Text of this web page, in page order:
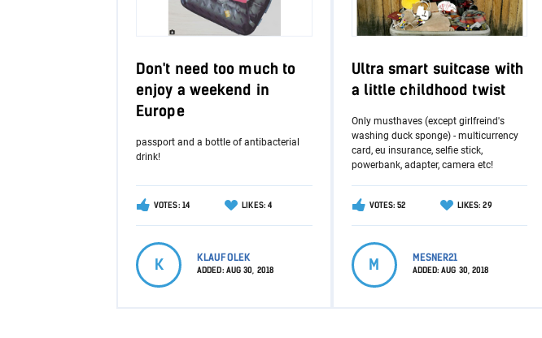
Don't need too much to
enjoy a weekend in
Europe
passport and a bottle of antibacterial
drink!
VOTES: 14 LIKES: 4
K KLAUFOLEK
ADDED:AUG 30, 2018
Ultra smart suitcase with
a little childhood twist
Only musthaves (except girlfreind's
washing duck sponge) - multicurrency
card, eu insurance, selfie stick,
powerbank, adapter, camera etc!
VOTES: 52 LIKES: 29
M MESNER21
ADDED: AUG 30, 2018